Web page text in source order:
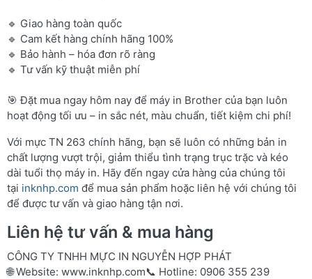
🔹 Giao hàng toàn quốc
🔹 Cam kết hàng chính hãng 100%
🔹 Bảo hành – hóa đơn rõ ràng
🔹 Tư vấn kỹ thuật miễn phí
🎯 Đặt mua ngay hôm nay để máy in Brother của bạn luôn
hoạt động tối ưu – in sắc nét, màu chuẩn, tiết kiệm chi phí!
Với mực TN 263 chính hãng, bạn sẽ luôn có những bản in
chất lượng vượt trội, giảm thiểu tình trạng trục trặc và kéo
dài tuổi thọ máy in. Hãy đến ngay cửa hàng của chúng tôi
tại inknhp.com để mua sản phẩm hoặc liên hệ với chúng tôi
để được tư vấn và giao hàng tận nơi.
Liên hệ tư vấn & mua hàng
CÔNG TY TNHH MỰC IN NGUYỄN HỢP PHÁT
🌐 Website: www.inknhp.com📞 Hotline: 0906 355 239